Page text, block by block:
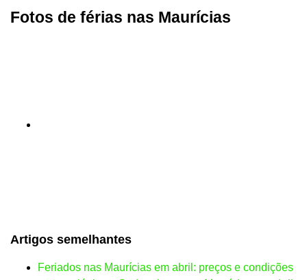
Fotos de férias nas Maurícias
Artigos semelhantes
Feriados nas Maurícias em abril: preços e condições